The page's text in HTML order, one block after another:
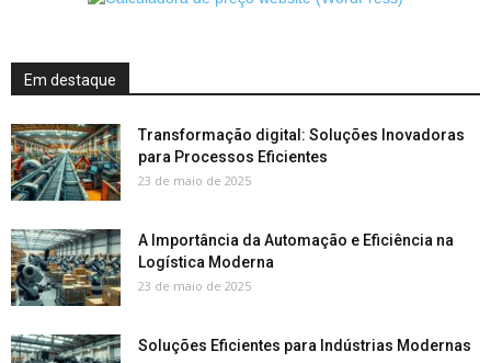
Em destaque
Transformação digital: Soluções Inovadoras
para Processos Eficientes
23 de maio de 2025
A Importância da Automação e Eficiência na
Logística Moderna
23 de maio de 2025
Soluções Eficientes para Indústrias Modernas